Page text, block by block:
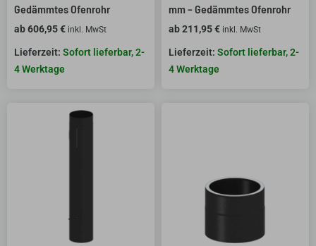
Gedämmtes Ofenrohr
ab606,95€ inkl. MwSt
Sofort lieferbar, 2-
4 Werktage
mm – Gedämmtes Ofenrohr
ab211,95€ inkl. MwSt
Sofort lieferbar, 2-
4 Werktage